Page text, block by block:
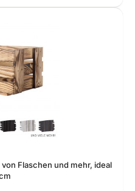
Flaschen und mehr, ideal